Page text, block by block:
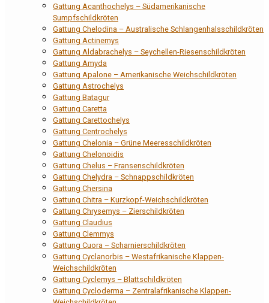
Gattung Acanthochelys – Südamerikanische
Sumpfschildkröten
Gattung Chelodina – Australische Schlangenhalsschildkröten
Gattung Actinemys
Gattung Aldabrachelys – Seychellen-Riesenschildkröten
Gattung Amyda
Gattung Apalone – Amerikanische Weichschildkröten
Gattung Astrochelys
Gattung Batagur
Gattung Caretta
Gattung Carettochelys
Gattung Centrochelys
Gattung Chelonia – Grüne Meeresschildkröten
Gattung Chelonoidis
Gattung Chelus – Fransenschildkröten
Gattung Chelydra – Schnappschildkröten
Gattung Chersina
Gattung Chitra – Kurzkopf-Weichschildkröten
Gattung Chrysemys – Zierschildkröten
Gattung Claudius
Gattung Clemmys
Gattung Cuora – Scharnierschildkröten
Gattung Cyclanorbis – Westafrikanische Klappen-
Weichschildkröten
Gattung Cyclemys – Blattschildkröten
Gattung Cycloderma – Zentralafrikanische Klappen-